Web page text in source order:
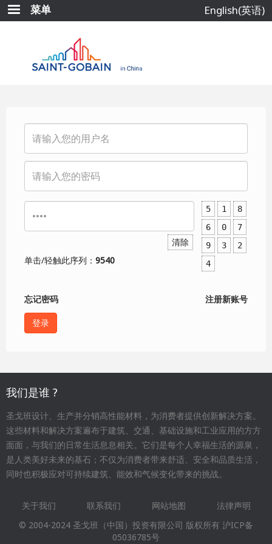
跳
转
菜单 English(英语)
清除
5 1
8
6
0
7
9
3
2
4
单击/轻触此序列： 9540
注册新账号
忘记密码
我们是谁 ?
圣戈班设计、生产并分销高性能材料，为消费者提供创新解决方案。
这些材料和解决方案遍布于建筑、交通、基础设施和工业应用的方方
面面，与我们的日常生活息息相关。它们是每个人幸福生活的源泉，
是人类美好未来的基石；不仅为消费者带来舒适、安全和品质生活，
同时也积极应对可持续建筑、能效和气候变化带来的挑战。
Footer
menu
关于我们 联系我们 网站地图
法律声明
© 2004-2024 圣戈班（中国）投资有限公司 版权所有 沪ICP备
05036785号